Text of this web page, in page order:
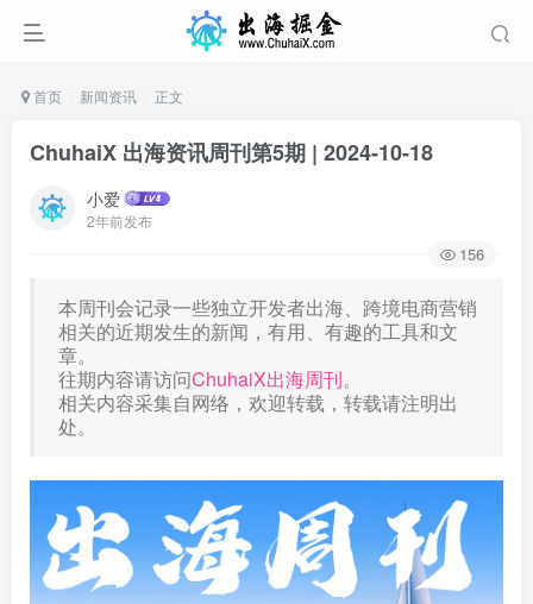
首页 新闻资讯 正文
ChuhaiX 出海资讯周刊第5期 | 2024-10-18
小爱
2年前发布
156
本周刊会记录一些独立开发者出海、跨境电商营销
相关的近期发生的新闻，有用、有趣的工具和文
章。
往期内容请访问ChuhaiX出海周刊。
相关内容采集自网络，欢迎转载，转载请注明出
处。